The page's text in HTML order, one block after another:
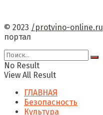
© 2023 /protvino-online.ru
портал
No Result
View All Result
ГЛАВНАЯ
Безопасность
Культура